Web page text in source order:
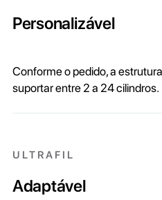
Personalizável
Conforme o pedido, a
suportar entre 2 a 24 cilindros.
ULTRAFIL
Adaptável